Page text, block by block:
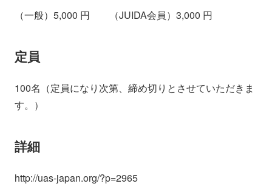
（一般）5,000 円 （JUIDA会員）3,000 円
定員
100名（定員になり次第、締め切りとさせていただきま
す。）
詳細
http://uas-japan.org/?p=2965